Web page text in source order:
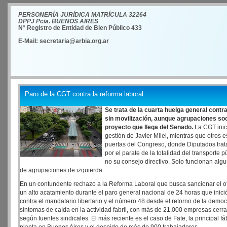
PERSONERÍA JURÍDICA MATRÍCULA 32264
DPPJ Pcia. BUENOS AIRES
N° Registro de Entidad de Bien Público 433
E-Mail: secretaria@arbia.org.ar
Paro de la CGT contra la reforma laboral
Se trata de la cuarta huelga general
sin movilización, aunque agrupaciones
proyecto que llega del Senado. La CGT
gestión de Javier Milei, mientras que otros
puertas del Congreso, donde Diputados
por el parate de la totalidad del transporte
no su consejo directivo. Solo funcionan
de agrupaciones de izquierda.
En un contundente rechazo a la Reforma Laboral que busca sancionar
un alto acatamiento durante el paro general nacional de 24 horas que
contra el mandatario libertario y el número 48 desde el retorno de la
síntomas de caída en la actividad fabril, con más de 21.000 empresas
según fuentes sindicales. El más reciente es el caso de Fate, la principal